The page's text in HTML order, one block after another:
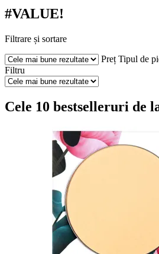
#VALUE!
Filtrare și sortare
Preț Tipul de
Filtru
Cele 10 bestselleruri de